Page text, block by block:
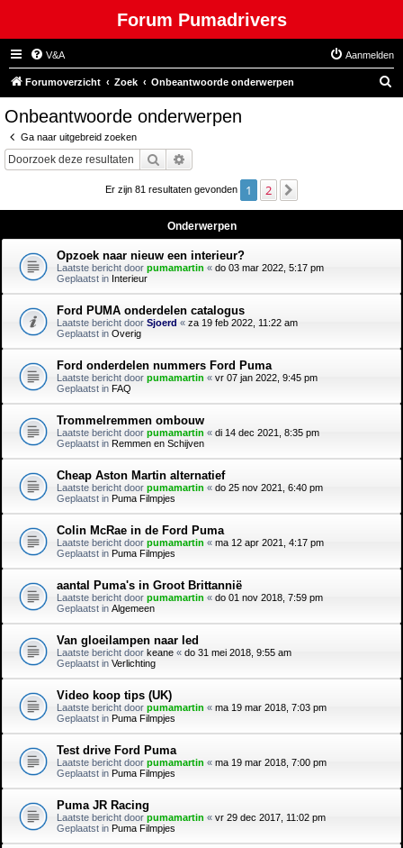
Forum Pumadrivers
V&A Aanmelden
Forumoverzicht Zoek Onbeantwoorde onderwerpen
Onbeantwoorde onderwerpen
Ga naar uitgebreid zoeken
Zoek
Er zijn 81 resultaten gevonden 1 2
Onderwerpen
Opzoek naar nieuw een interieur?
Laatste bericht door pumamartin « do 03 mar 2022, 5:17 pm
Geplaatst in Interieur
Ford PUMA onderdelen catalogus
Laatste bericht door Sjoerd « za 19 feb 2022, 11:22 am
Geplaatst in Overig
Ford onderdelen nummers Ford Puma
Laatste bericht door pumamartin « vr 07 jan 2022, 9:45 pm
Geplaatst in FAQ
Trommelremmen ombouw
Laatste bericht door pumamartin « di 14 dec 2021, 8:35 pm
Geplaatst in Remmen en Schijven
Cheap Aston Martin alternatief
Laatste bericht door pumamartin « do 25 nov 2021, 6:40 pm
Geplaatst in Puma Filmpjes
Colin McRae in de Ford Puma
Laatste bericht door pumamartin « ma 12 apr 2021, 4:17 pm
Geplaatst in Puma Filmpjes
aantal Puma's in Groot Brittannië
Laatste bericht door pumamartin « do 01 nov 2018, 7:59 pm
Geplaatst in Algemeen
Van gloeilampen naar led
Laatste bericht door keane « do 31 mei 2018, 9:55 am
Geplaatst in Verlichting
Video koop tips (UK)
Laatste bericht door pumamartin « ma 19 mar 2018, 7:03 pm
Geplaatst in Puma Filmpjes
Test drive Ford Puma
Laatste bericht door pumamartin « ma 19 mar 2018, 7:00 pm
Geplaatst in Puma Filmpjes
Puma JR Racing
Laatste bericht door pumamartin « vr 29 dec 2017, 11:02 pm
Geplaatst in Puma Filmpjes